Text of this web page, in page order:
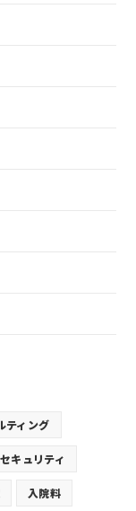
ティング
キュリティ
入院料